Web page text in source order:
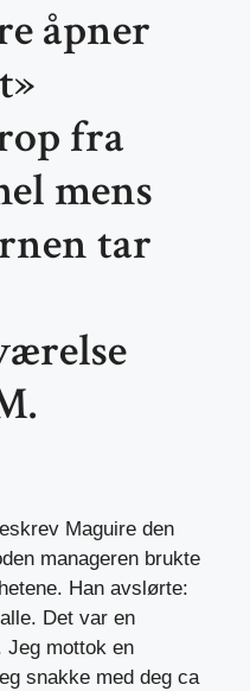
åpner
fra
mens
tar
Maguire den
manageren brukte
Han avslørte:
Det var en
Jeg mottok en
snakke med deg ca